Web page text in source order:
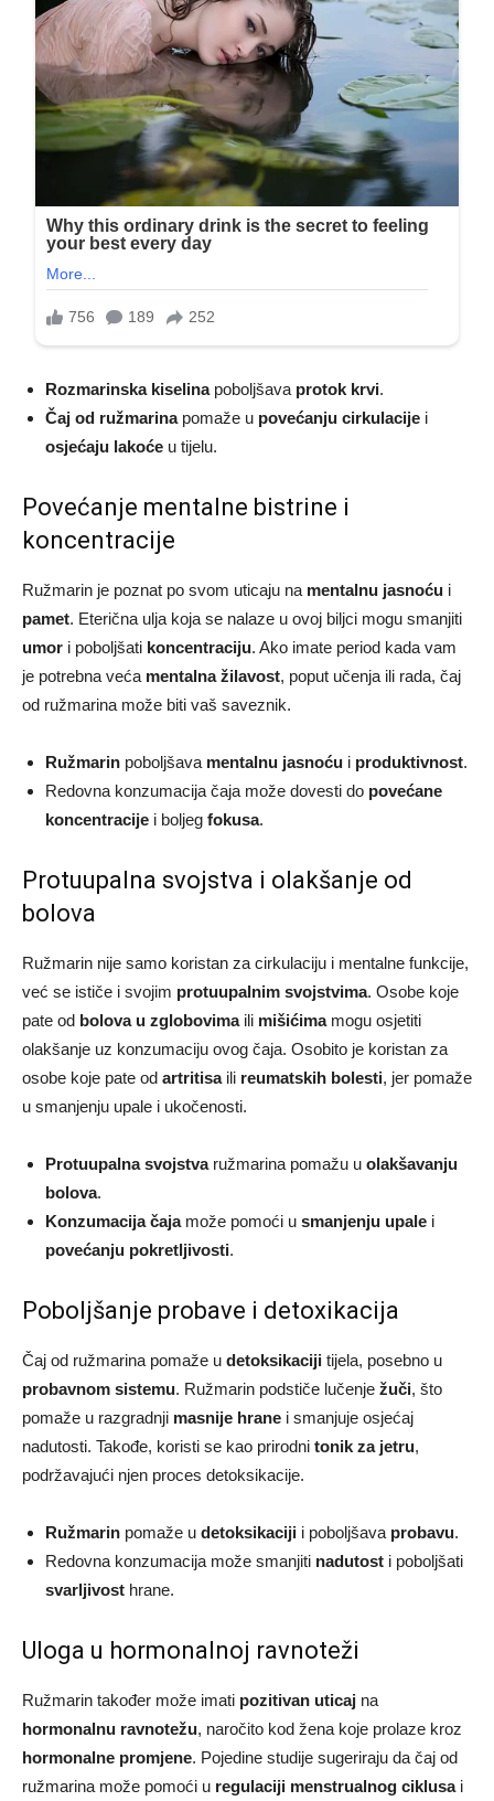
Rozmarinska kiselinapoboljšava protok krvi.
Čaj od ružmarinapomaže u povećanju cirkulacije i
osjećaju lakoće u tijelu.
Povećanje mentalne bistrine i
koncentracije
Ružmarin je poznat po svom uticaju na mentalnu jasnoću i
pamet. Eterična ulja koja se nalaze u ovoj biljci mogu smanjiti
umor i poboljšati koncentraciju. Ako imate period kada vam
je potrebna veća mentalna žilavost, poput učenja ili rada, čaj
od ružmarina može biti vaš saveznik.
Ružmarin poboljšava mentalnu jasnoću i produktivnost.
Redovna konzumacija čaja može dovesti do povećane
koncentracije i boljeg fokusa.
Protuupalna svojstva i olakšanje od
bolova
Ružmarin nije samo koristan za cirkulaciju i mentalne funkcije,
već se ističe i svojim protuupalnim svojstvima. Osobe koje
pate od bolova u zglobovimaili mišićimamogu osjetiti
olakšanje uz konzumaciju ovog čaja. Osobito je koristan za
osobe koje pate od artritisaili reumatskih bolesti, jer pomaže
u smanjenju upale i ukočenosti.
Protuupalna svojstvaružmarina pomažu u olakšavanju
bolova.
Konzumacija čajamože pomoći u smanjenju upale i
povećanju pokretljivosti.
Poboljšanje probave i detoxikacija
Čaj od ružmarina pomaže u detoksikaciji tijela, posebno u
probavnom sistemu. Ružmarin podstiče lučenje žuči, što
pomaže u razgradnji masnije hrane i smanjuje osjećaj
nadutosti. Takođe, koristi se kao prirodni tonik za jetru,
podržavajući njen proces detoksikacije.
Ružmarin pomaže u detoksikaciji i poboljšava probavu.
Redovna konzumacija može smanjiti nadutost i poboljšati
svarljivost hrane.
Uloga u hormonalnoj ravnoteži
Ružmarin također može imati pozitivan uticaj na
hormonalnu ravnotežu, naročito kod žena koje prolaze kroz
hormonalne promjene. Pojedine studije sugeriraju da čaj od
ružmarina može pomoći u regulaciji menstrualnog ciklusai